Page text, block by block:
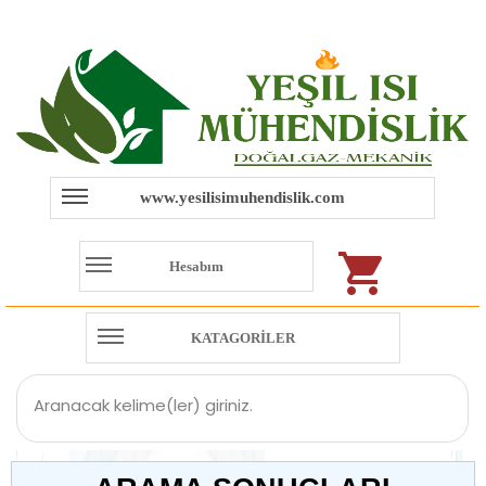
www.yesilisimuhendislik.com
Hesabım
KATAGORİLER
Aranacak kelime(ler) giriniz.